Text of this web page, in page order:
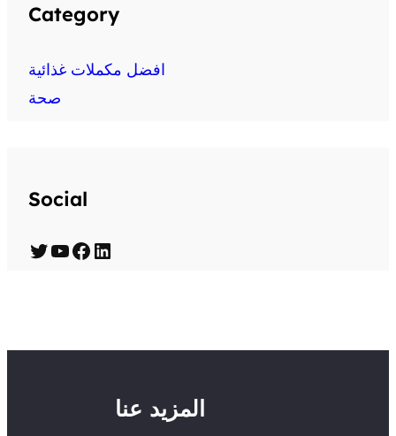
Category
افضل مكملات غذائية
صحة
Social
T
t
Y
T
F
e
L
k
المزيد عنا